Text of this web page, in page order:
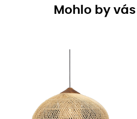
Mohlo by